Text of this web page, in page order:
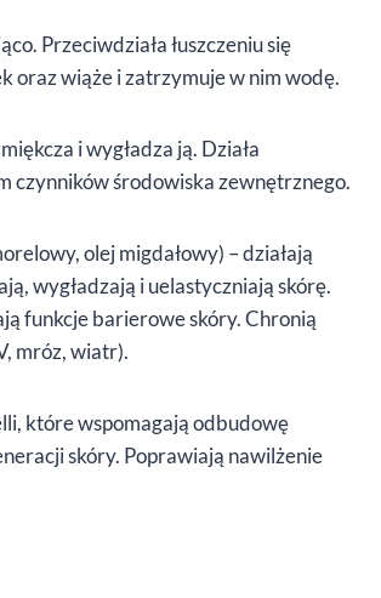
Przeciwdziała łuszczeniu się
oraz wiąże i zatrzymuje w nim wodę.
i wygładza ją. Działa
czynników środowiska zewnętrznego.
olej migdałowy) – działają
wygładzają i uelastyczniają skórę.
funkcje barierowe skóry. Chronią
mróz, wiatr).
które wspomagają odbudowę
skóry. Poprawiają nawilżenie